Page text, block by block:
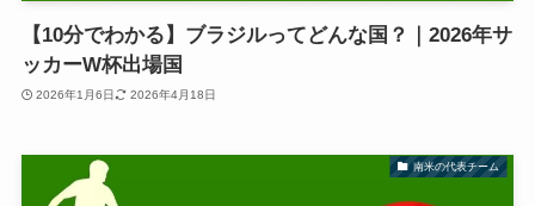
【10分でわかる】ブラジルってどんな国？｜2026年サ
ッカーW杯出場国
2026年1月6日 2026年4月18日
南米の代表チーム